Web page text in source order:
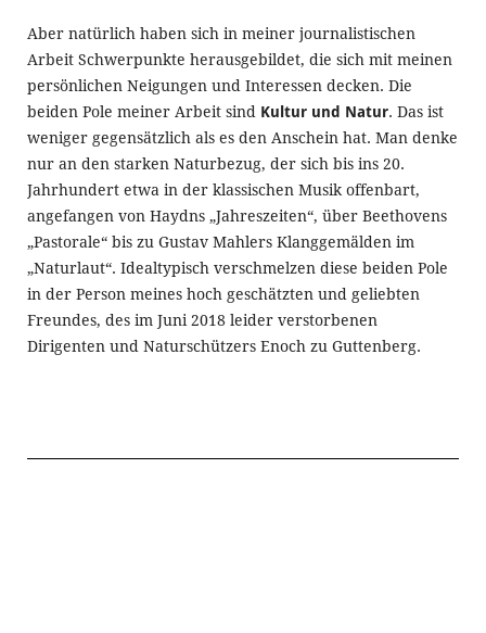
Aber natürlich haben sich in meiner journalistischen
Arbeit Schwerpunkte herausgebildet, die sich mit meinen
persönlichen Neigungen und Interessen decken. Die
beiden Pole meiner Arbeit sind Kultur und Natur. Das ist
weniger gegensätzlich als es den Anschein hat. Man denke
nur an den starken Naturbezug, der sich bis ins 20.
Jahrhundert etwa in der klassischen Musik offenbart,
angefangen von Haydns „Jahreszeiten“, über Beethovens
„Pastorale“ bis zu Gustav Mahlers Klanggemälden im
„Naturlaut“. Idealtypisch verschmelzen diese beiden Pole
in der Person meines hoch geschätzten und geliebten
Freundes, des im Juni 2018 leider verstorbenen
Dirigenten und Naturschützers Enoch zu Guttenberg.